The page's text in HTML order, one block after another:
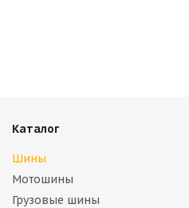
Каталог
Шины
Мотошины
Грузовые шины